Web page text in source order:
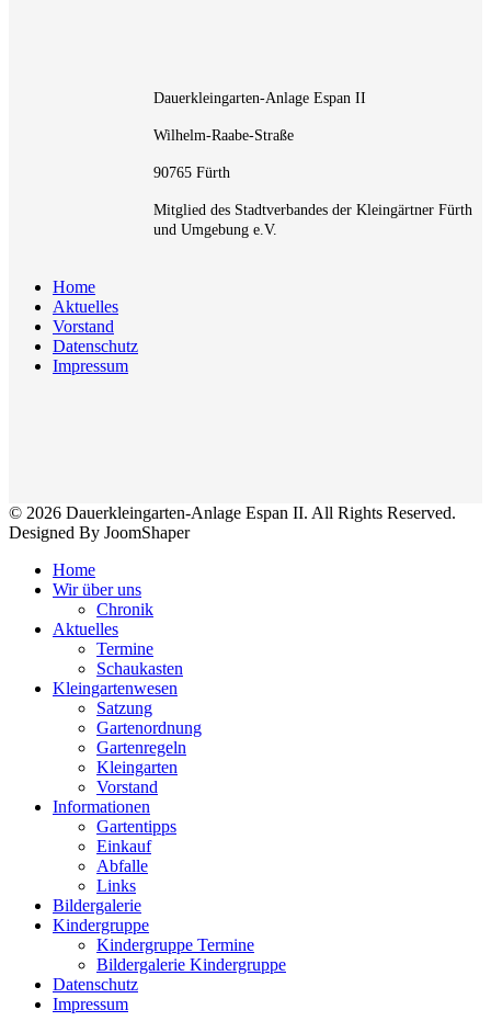
Dauerkleingarten-Anlage Espan II
Wilhelm-Raabe-Straße
90765 Fürth
Mitglied des Stadtverbandes der Kleingärtner Fürth
und Umgebung e.V.
Home
Aktuelles
Vorstand
Datenschutz
Impressum
© 2026 Dauerkleingarten-Anlage Espan II. All Rights Reserved.
Designed By JoomShaper
Home
Wir über uns
Chronik
Aktuelles
Termine
Schaukasten
Kleingartenwesen
Satzung
Gartenordnung
Gartenregeln
Kleingarten
Vorstand
Informationen
Gartentipps
Einkauf
Abfalle
Links
Bildergalerie
Kindergruppe
Kindergruppe Termine
Bildergalerie Kindergruppe
Datenschutz
Impressum